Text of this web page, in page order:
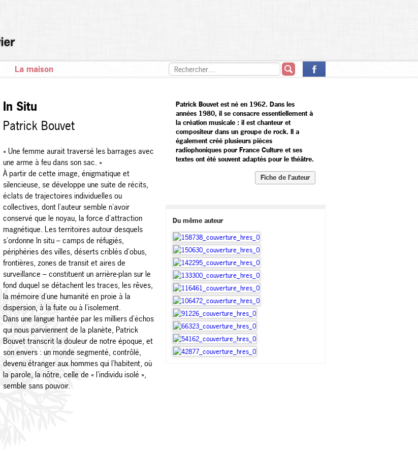
La maison
In Situ
Patrick Bouvet
« Une femme aurait traversé les barrages avec
une arme à feu dans son sac. »
À partir de cette image, énigmatique et
silencieuse, se développe une suite de récits,
éclats de trajectoires individuelles ou
collectives, dont l'auteur semble n'avoir
conservé que le noyau, la force d'attraction
magnétique. Les territoires autour desquels
s'ordonne ln situ – camps de réfugiés,
périphéries des villes, déserts criblés d'obus,
frontières, zones de transit et aires de
surveillance – constituent un arrière-plan sur le
fond duquel se détachent les traces, les rêves,
la mémoire d'une humanité en proie à la
dispersion, à la fuite ou à l'isolement.
Dans une langue hantée par les milliers d'échos
qui nous parviennent de la planète, Patrick
Bouvet transcrit la douleur de notre époque, et
son envers : un monde segmenté, contrôlé,
devenu étranger aux hommes qui l'habitent, où
la parole, la nôtre, celle de « l'individu isolé »,
semble sans pouvoir.
Patrick Bouvet est né en 1962. Dans les
années 1980, il se consacre essentiellement à
la création musicale : il est chanteur et
compositeur dans un groupe de rock. Il a
également créé plusieurs pièces
radiophoniques pour France Culture et ses
textes ont été souvent adaptés pour le théâtre.
Fiche de l’auteur
Du même auteur